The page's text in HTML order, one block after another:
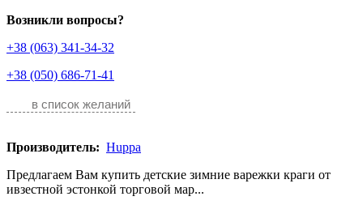
Возникли вопросы?
+38 (063) 341-34-32
+38 (050) 686-71-41
в список желаний
Производитель: Huppa
Предлагаем Вам купить детские зимние варежки краги от
ивзестной эстонкой торговой мар...